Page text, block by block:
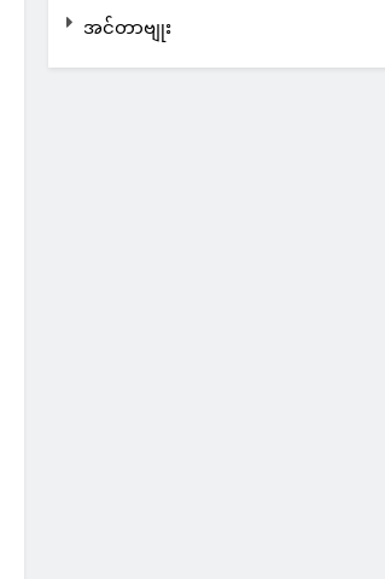
အင်တာဗျုး